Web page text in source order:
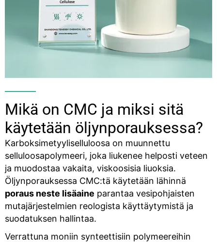
Mikä on CMC ja miksi sitä
käytetään öljynporauksessa?
Karboksimetyyliselluloosa on muunnettu
selluloosapolymeeri, joka liukenee helposti veteen
ja muodostaa vakaita, viskoosisia liuoksia.
Öljynporauksessa CMC:tä käytetään lähinnä
poraus neste lisäaine parantaa vesipohjaisten
mutajärjestelmien reologista käyttäytymistä ja
suodatuksen hallintaa.
Verrattuna moniin synteettisiin polymeereihin